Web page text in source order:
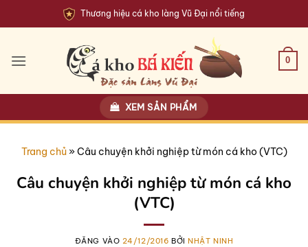
qua
dung
Thương hiệu cá kho làng Vũ Đại nổi tiếng
0
XEM SẢN PHẨM
Trang chủ»Câu chuyện khởi nghiệp từ món cá kho (VTC)
Câu chuyện khởi nghiệp từ món cá kho
(VTC)
ĐĂNG VÀO 24/12/2016 BỞINHẬT NINH